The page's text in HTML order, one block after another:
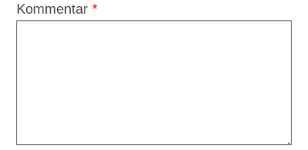
Kommentar *